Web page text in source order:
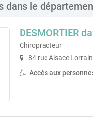
dans le
DESMORTIER
Chiropracteur
84 rue Alsace
Accès aux